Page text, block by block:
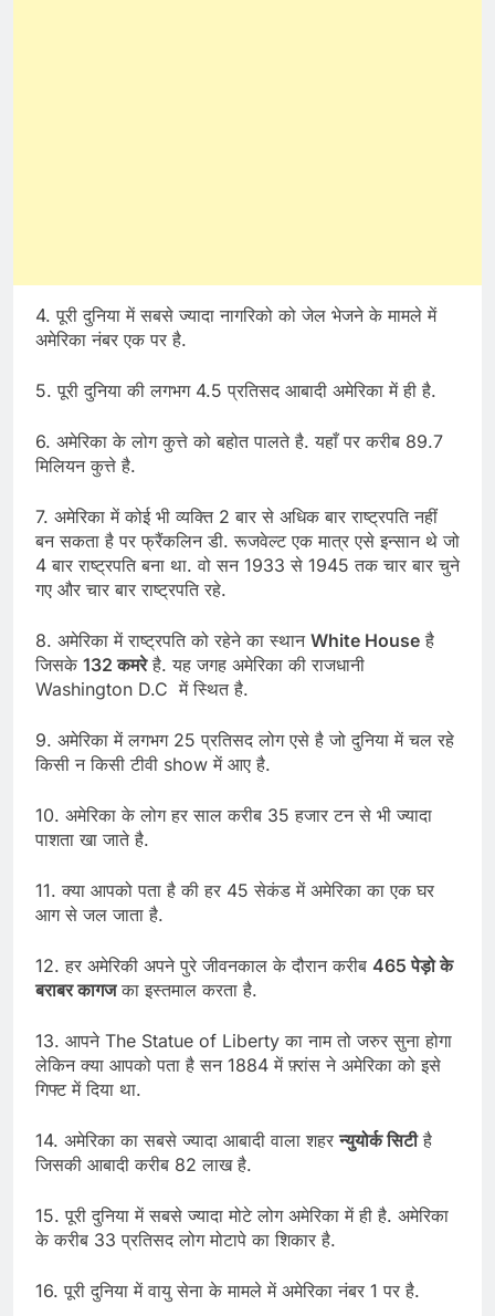
4. पूरी दुनिया में सबसे ज्यादा नागरिको को जेल भेजने के मामले में
अमेरिका नंबर एक पर है.
5. पूरी दुनिया की लगभग 4.5 प्रतिसद आबादी अमेरिका में ही है.
6. अमेरिका के लोग कुत्ते को बहोत पालते है. यहाँ पर करीब 89.7
मिलियन कुत्ते है.
7. अमेरिका में कोई भी व्यक्ति 2 बार से अधिक बार राष्ट्रपति नहीं
बन सकता है पर फ्रैंकलिन डी. रूजवेल्ट एक मात्र एसे इन्सान थे जो
4 बार राष्ट्रपति बना था. वो सन 1933 से 1945 तक चार बार चुने
गए और चार बार राष्ट्रपति रहे.
8. अमेरिका में राष्ट्रपति को रहेने का स्थान White House है
जिसके 132 कमरेहै. यह जगह अमेरिका की राजधानी
Washington D.C में स्थित है.
9. अमेरिका में लगभग 25 प्रतिसद लोग एसे है जो दुनिया में चल रहे
किसी न किसी टीवी show में आए है.
10. अमेरिका के लोग हर साल करीब 35 हजार टन से भी ज्यादा
पाशता खा जाते है.
11. क्या आपको पता है की हर 45 सेकंड में अमेरिका का एक घर
आग से जल जाता है.
12. हर अमेरिकी अपने पुरे जीवनकाल के दौरान करीब 465 पेड़ो के
बराबर कागजका इस्तमाल करता है.
13. आपने The Statue of Liberty का नाम तो जरुर सुना होगा
लेकिन क्या आपको पता है सन 1884 में फ़्रांस ने अमेरिका को इसे
गिफ्ट में दिया था.
14. अमेरिका का सबसे ज्यादा आबादी वाला शहरन्युयोर्क सिटीहै
जिसकी आबादी करीब 82 लाख है.
15. पूरी दुनिया में सबसे ज्यादा मोटे लोग अमेरिका में ही है. अमेरिका
के करीब 33 प्रतिसद लोग मोटापे का शिकार है.
16. पूरी दुनिया में वायु सेना के मामले में अमेरिका नंबर 1 पर है.